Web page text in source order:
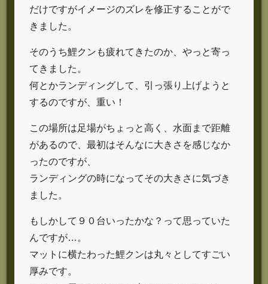
だけですがイメージのズレを修正することがで
きました。
そのうち鯉クンも疲れてきたのか、やっと寄っ
てきました。
何とかランディングして、引っ張り上げようと
するのですが、重い！
この場所は足場がちょっと高く、水面まで距離
があるので、最初はそんなに大きさを感じなか
ったのですが、
ランディングの時になってその大きさに気づき
ました。
もしかして９０台いったかな？って思っていた
んですが…。
マットに横たわった鯉クンは丸々としてすごい
厚みです。